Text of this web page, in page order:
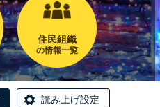
住民組織
の情報一覧
読み上げ設定